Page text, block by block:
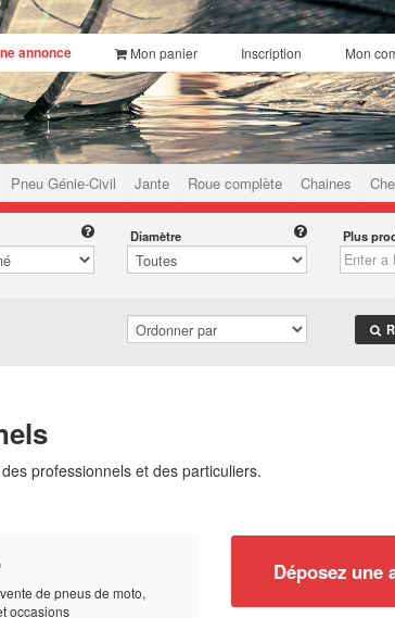
annonce Mon panier Inscription Mon
Pneu Génie-Civil Jante Roue complète Chaines
Diamètre Plus
professionnels et des particuliers.
de pneus de moto,
occasions
Déposez une